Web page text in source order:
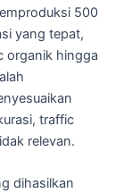
500
yang tepat,
organik hingga
traffic
relevan.
dihasilkan